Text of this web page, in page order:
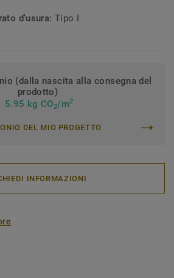
d'usura: Tipo I
(dalla nascita alla consegna del
prodotto)
5.95 kg CO2/m2
DEL MIO PROGETTO
INFORMAZIONI